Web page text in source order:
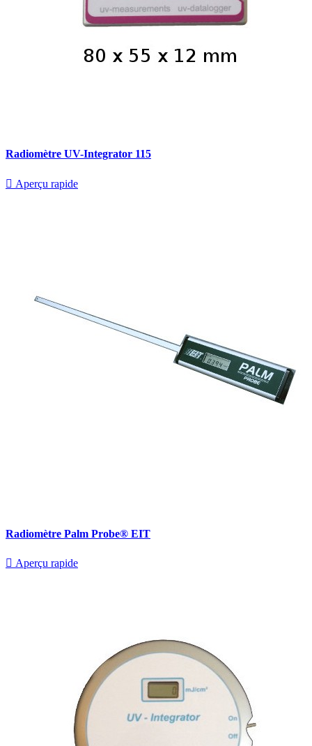
Radiomètre UV-Integrator 115
 Aperçu rapide
Radiomètre Palm Probe® EIT
 Aperçu rapide